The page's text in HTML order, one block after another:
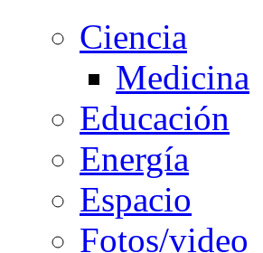
Ciencia
Medicina
Educación
Energía
Espacio
Fotos/video